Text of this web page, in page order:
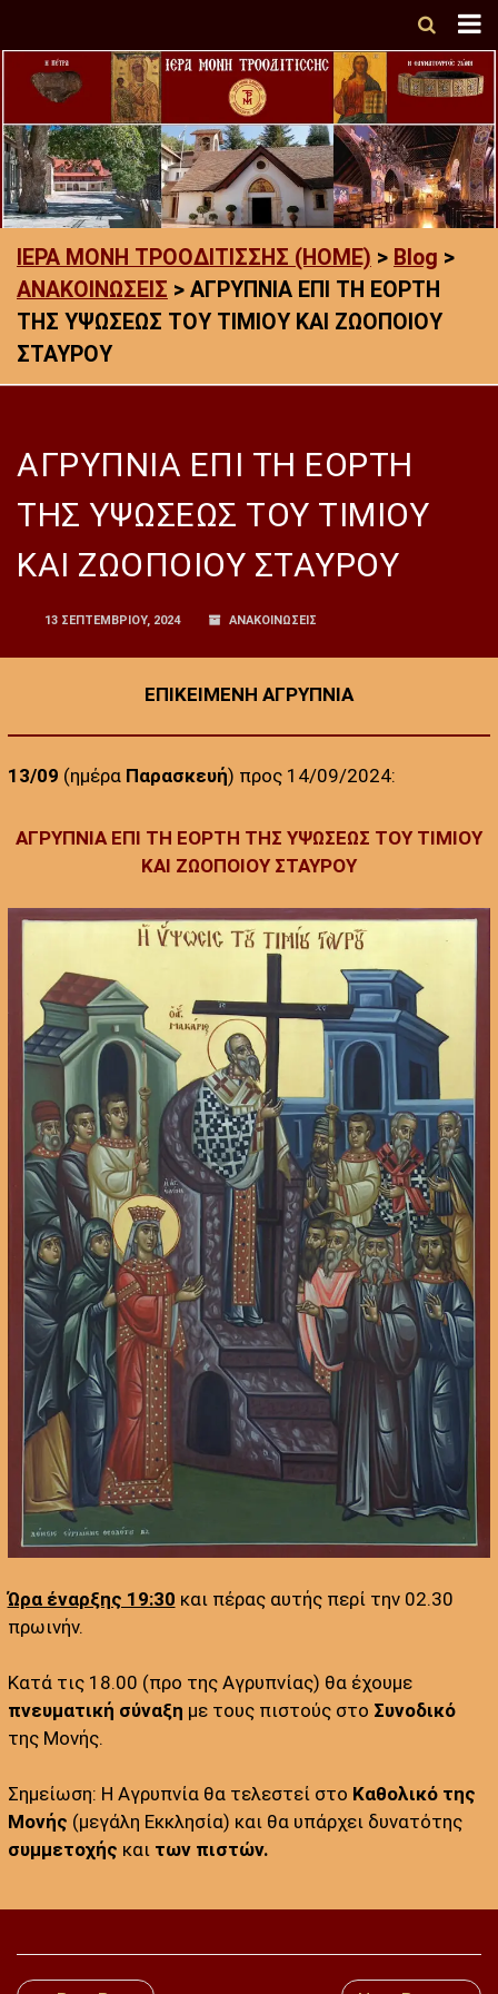
ΙΕΡΑ ΜΟΝΗ ΤΡΟΟΔΙΤΙΣΣΗΣ (HOME) > Blog >
ΑΝΑΚΟΙΝΩΣΕΙΣ > ΑΓΡΥΠΝΙΑ ΕΠΙ ΤΗ ΕΟΡΤΗ
ΤΗΣ ΥΨΩΣΕΩΣ ΤΟΥ ΤΙΜΙΟΥ ΚΑΙ ΖΩΟΠΟΙΟΥ
ΣΤΑΥΡΟΥ
ΑΓΡΥΠΝΙΑ ΕΠΙ ΤΗ ΕΟΡΤΗ
ΤΗΣ ΥΨΩΣΕΩΣ ΤΟΥ ΤΙΜΙΟΥ
ΚΑΙ ΖΩΟΠΟΙΟΥ ΣΤΑΥΡΟΥ
13 ΣΕΠΤΕΜΒΡΊΟΥ, 2024 ΑΝΑΚΟΙΝΩΣΕΙΣ
ΕΠΙΚΕΙΜΕΝΗ ΑΓΡΥΠΝΙΑ
13/09 (ημέρα Παρασκευή) προς 14/09/2024:
ΑΓΡΥΠΝΙΑ ΕΠΙ ΤΗ ΕΟΡΤΗ ΤΗΣ ΥΨΩΣΕΩΣ ΤΟΥ ΤΙΜΙΟΥ
ΚΑΙ ΖΩΟΠΟΙΟΥ ΣΤΑΥΡΟΥ
Ώρα έναρξης 19:30 και πέρας αυτής περί την 02.30
πρωινήν.
Κατά τις 18.00 (προ της Αγρυπνίας) θα έχουμε
πνευματική σύναξη με τους πιστούς στο Συνοδικό
της Μονής.
Σημείωση: Η Αγρυπνία θα τελεστεί στο Καθολικό της
Μονής (μεγάλη Εκκλησία) και θα υπάρχει δυνατότης
συμμετοχής και των πιστών.